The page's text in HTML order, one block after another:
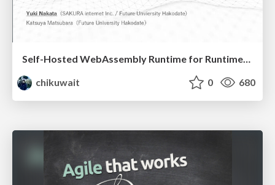
Self-Hosted WebAssembly Runtime for Runtime-Neutral Checkpoint/Restore in Edge–Cloud Continuum
chikuwait
0 680